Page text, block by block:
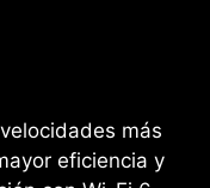
más
eficiencia y